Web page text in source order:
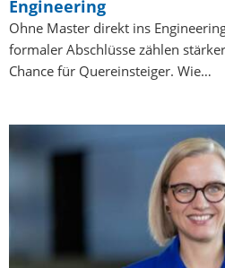
Engineering
Ohne Master direkt ins
formaler Abschlüsse zählen
Chance für Quereinsteiger. Wie…